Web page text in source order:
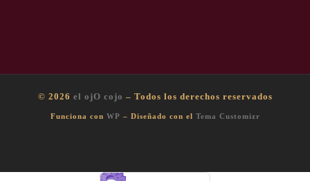
© 2026 el ojO cojo – Todos los derechos reservados
Funciona con WP – Diseñado con el Tema Customizr